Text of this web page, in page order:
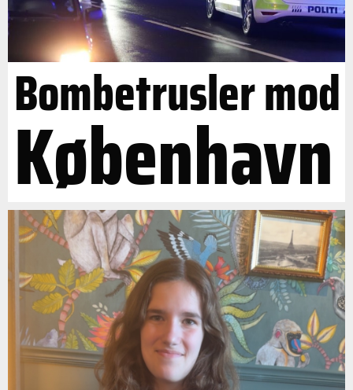
Bombetrusler mod
København